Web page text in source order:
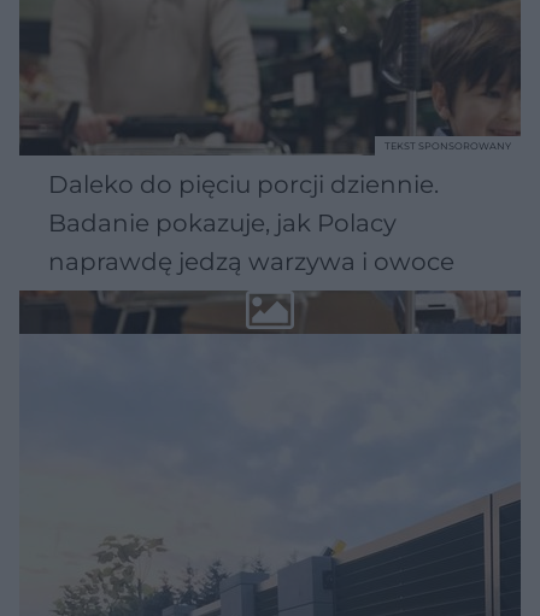
Daleko do pięciu porcji dziennie.
Badanie pokazuje, jak Polacy
naprawdę jedzą warzywa i owoce
TEKST SPONSOROWANY